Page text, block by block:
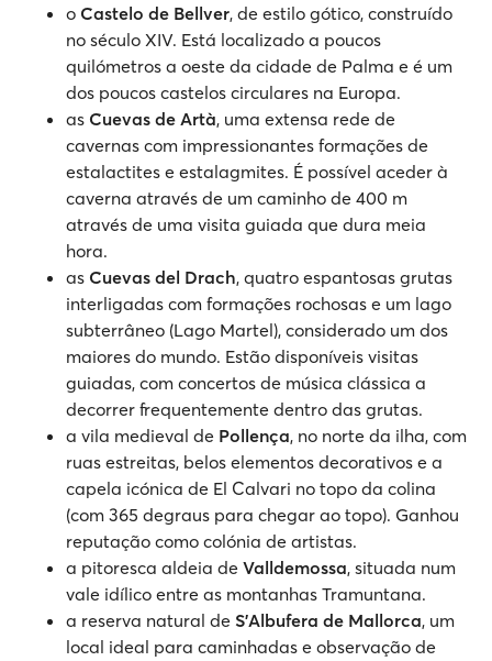
o Castelo de Bellver, de estilo gótico, construído
no século XIV. Está localizado a poucos
quilómetros a oeste da cidade de Palma e é um
dos poucos castelos circulares na Europa.
as Cuevas de Artà, uma extensa rede de
cavernas com impressionantes formações de
estalactites e estalagmites. É possível aceder à
caverna através de um caminho de 400 m
através de uma visita guiada que dura meia
hora.
as Cuevas del Drach, quatro espantosas grutas
interligadas com formações rochosas e um lago
subterrâneo (Lago Martel), considerado um dos
maiores do mundo. Estão disponíveis visitas
guiadas, com concertos de música clássica a
decorrer frequentemente dentro das grutas.
a vila medieval de Pollença, no norte da ilha, com
ruas estreitas, belos elementos decorativos e a
capela icónica de El Calvari no topo da colina
(com 365 degraus para chegar ao topo). Ganhou
reputação como colónia de artistas.
a pitoresca aldeia de Valldemossa, situada num
vale idílico entre as montanhas Tramuntana.
a reserva natural de S'Albufera de Mallorca, um
local ideal para caminhadas e observação de